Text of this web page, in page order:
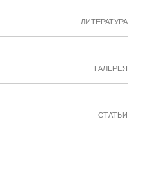
ЛИТЕРАТУРА
ГАЛЕРЕЯ
СТАТЬИ